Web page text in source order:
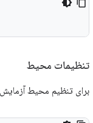
تنظیمات محیط
برای تنظیم محیط